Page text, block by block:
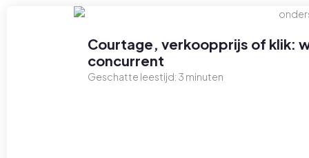
Courtage, verkoopprijs of klik:
concurrent
Geschatte leestijd: 3 minuten